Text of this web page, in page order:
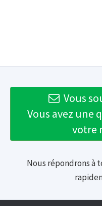
Vous
Vous avez une
votre
Nous répondrons à